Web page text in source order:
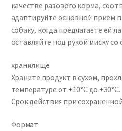
качестве разового корма,
адаптируйте основной прием
собаку, когда предлагаете ей
оставляйте под рукой миску
хранилище
Храните продукт в сухом,
температуре от +10°С до +30°С.
Срок действия при
Формат